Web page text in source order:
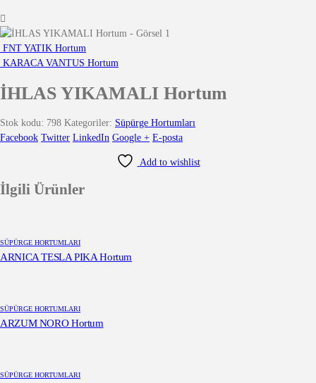
FNT YATIK Hortum
KARACA VANTUS Hortum
İHLAS YIKAMALI Hortum
Stok kodu: 798 Kategoriler: Süpürge Hortumları
Facebook Twitter LinkedIn Google + E-posta
Add to wishlist
İlgili Ürünler
SÜPÜRGE HORTUMLARI
ARNICA TESLA PIKA Hortum
SÜPÜRGE HORTUMLARI
ARZUM NORO Hortum
SÜPÜRGE HORTUMLARI